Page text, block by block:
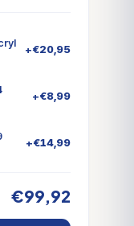
+€20,95
+€8,99
+€14,99
€99,92